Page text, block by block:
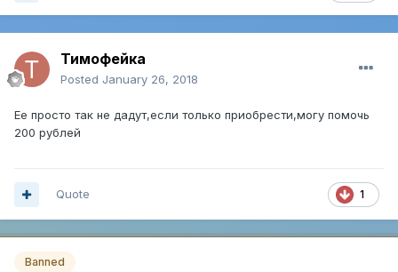
Тимофейка
Posted January 26, 2018
Ее просто так не дадут,если только приобрести,могу помочь
200 рублей
1
Quote
Banned